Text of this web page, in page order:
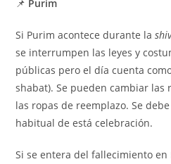
📌 Purim
Si Purim acontece durante la
se interrumpen las leyes y
públicas pero el día cuenta
shabat). Se pueden cambiar las
las ropas de reemplazo. Se
habitual de está celebración.
Si se entera del fallecimiento en